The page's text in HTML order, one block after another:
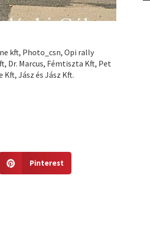
kft, Photo_csn, Opi rally
Dr. Marcus, Fémtiszta Kft, Pet
Kft, Jász és Jász Kft.
h
Pinterest